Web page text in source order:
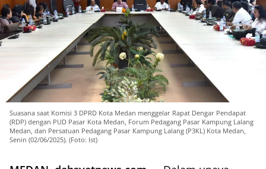
Suasana saat Komisi 3 DPRD Kota Medan menggelar Rapat Dengar Pendapat
(RDP) dengan PUD Pasar Kota Medan, Forum Pedagang Pasar Kampung Lalang
Medan, dan Persatuan Pedagang Pasar Kampung Lalang (P3KL) Kota Medan,
Senin (02/06/2025). (Foto: Ist)